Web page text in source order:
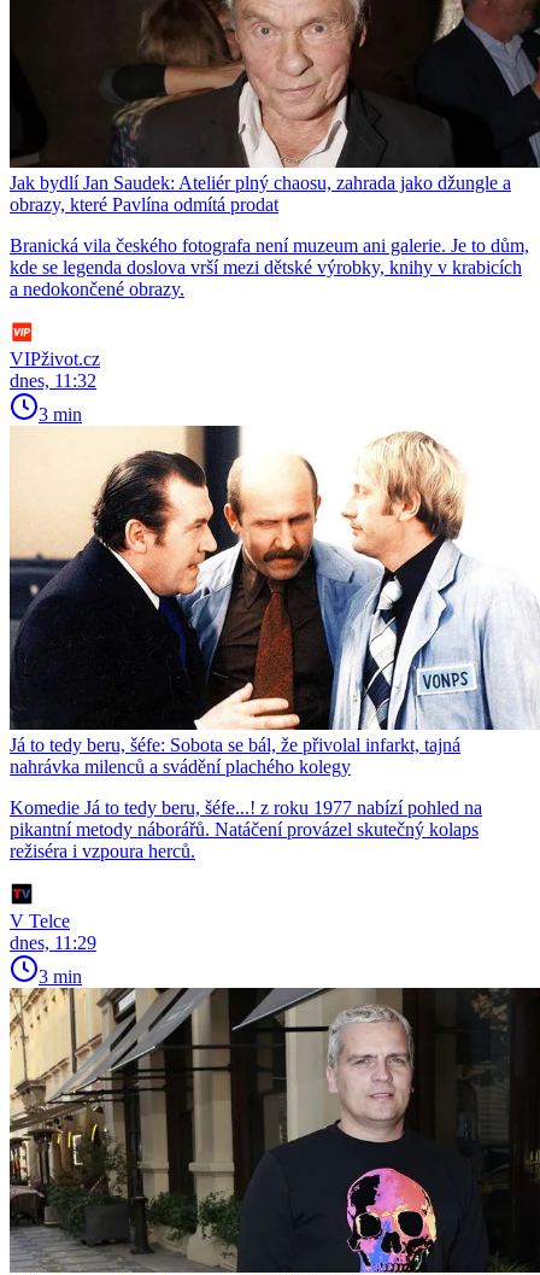
Jak bydlí Jan Saudek: Ateliér plný chaosu, zahrada jako džungle a
obrazy, které Pavlína odmítá prodat
Branická vila českého fotografa není muzeum ani galerie. Je to dům,
kde se legenda doslova vrší mezi dětské výrobky, knihy v krabicích
a nedokončené obrazy.
VIPživot.cz
dnes, 11:32
3 min
Já to tedy beru, šéfe: Sobota se bál, že přivolal infarkt, tajná
nahrávka milenců a svádění plachého kolegy
Komedie Já to tedy beru, šéfe...! z roku 1977 nabízí pohled na
pikantní metody náborářů. Natáčení provázel skutečný kolaps
režiséra i vzpoura herců.
V Telce
dnes, 11:29
3 min